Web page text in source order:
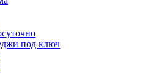
под ключ